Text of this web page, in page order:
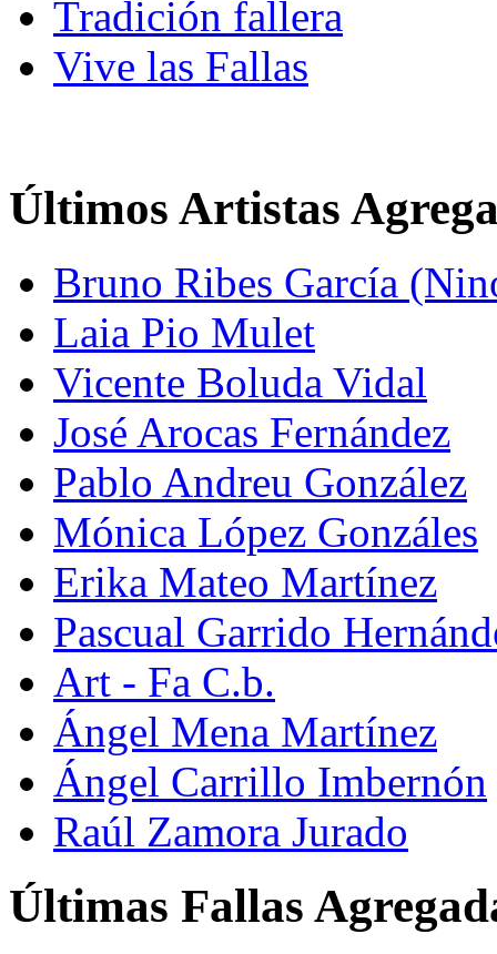
Tradición fallera
Vive las Fallas
Últimos Artistas
Bruno Ribes García
Laia Pio Mulet
Vicente Boluda Vidal
José Arocas Fernández
Pablo Andreu González
Mónica López Gonzáles
Erika Mateo Martínez
Pascual Garrido
Art - Fa C.b.
Ángel Mena Martínez
Ángel Carrillo Imbernón
Raúl Zamora Jurado
Últimas Fallas